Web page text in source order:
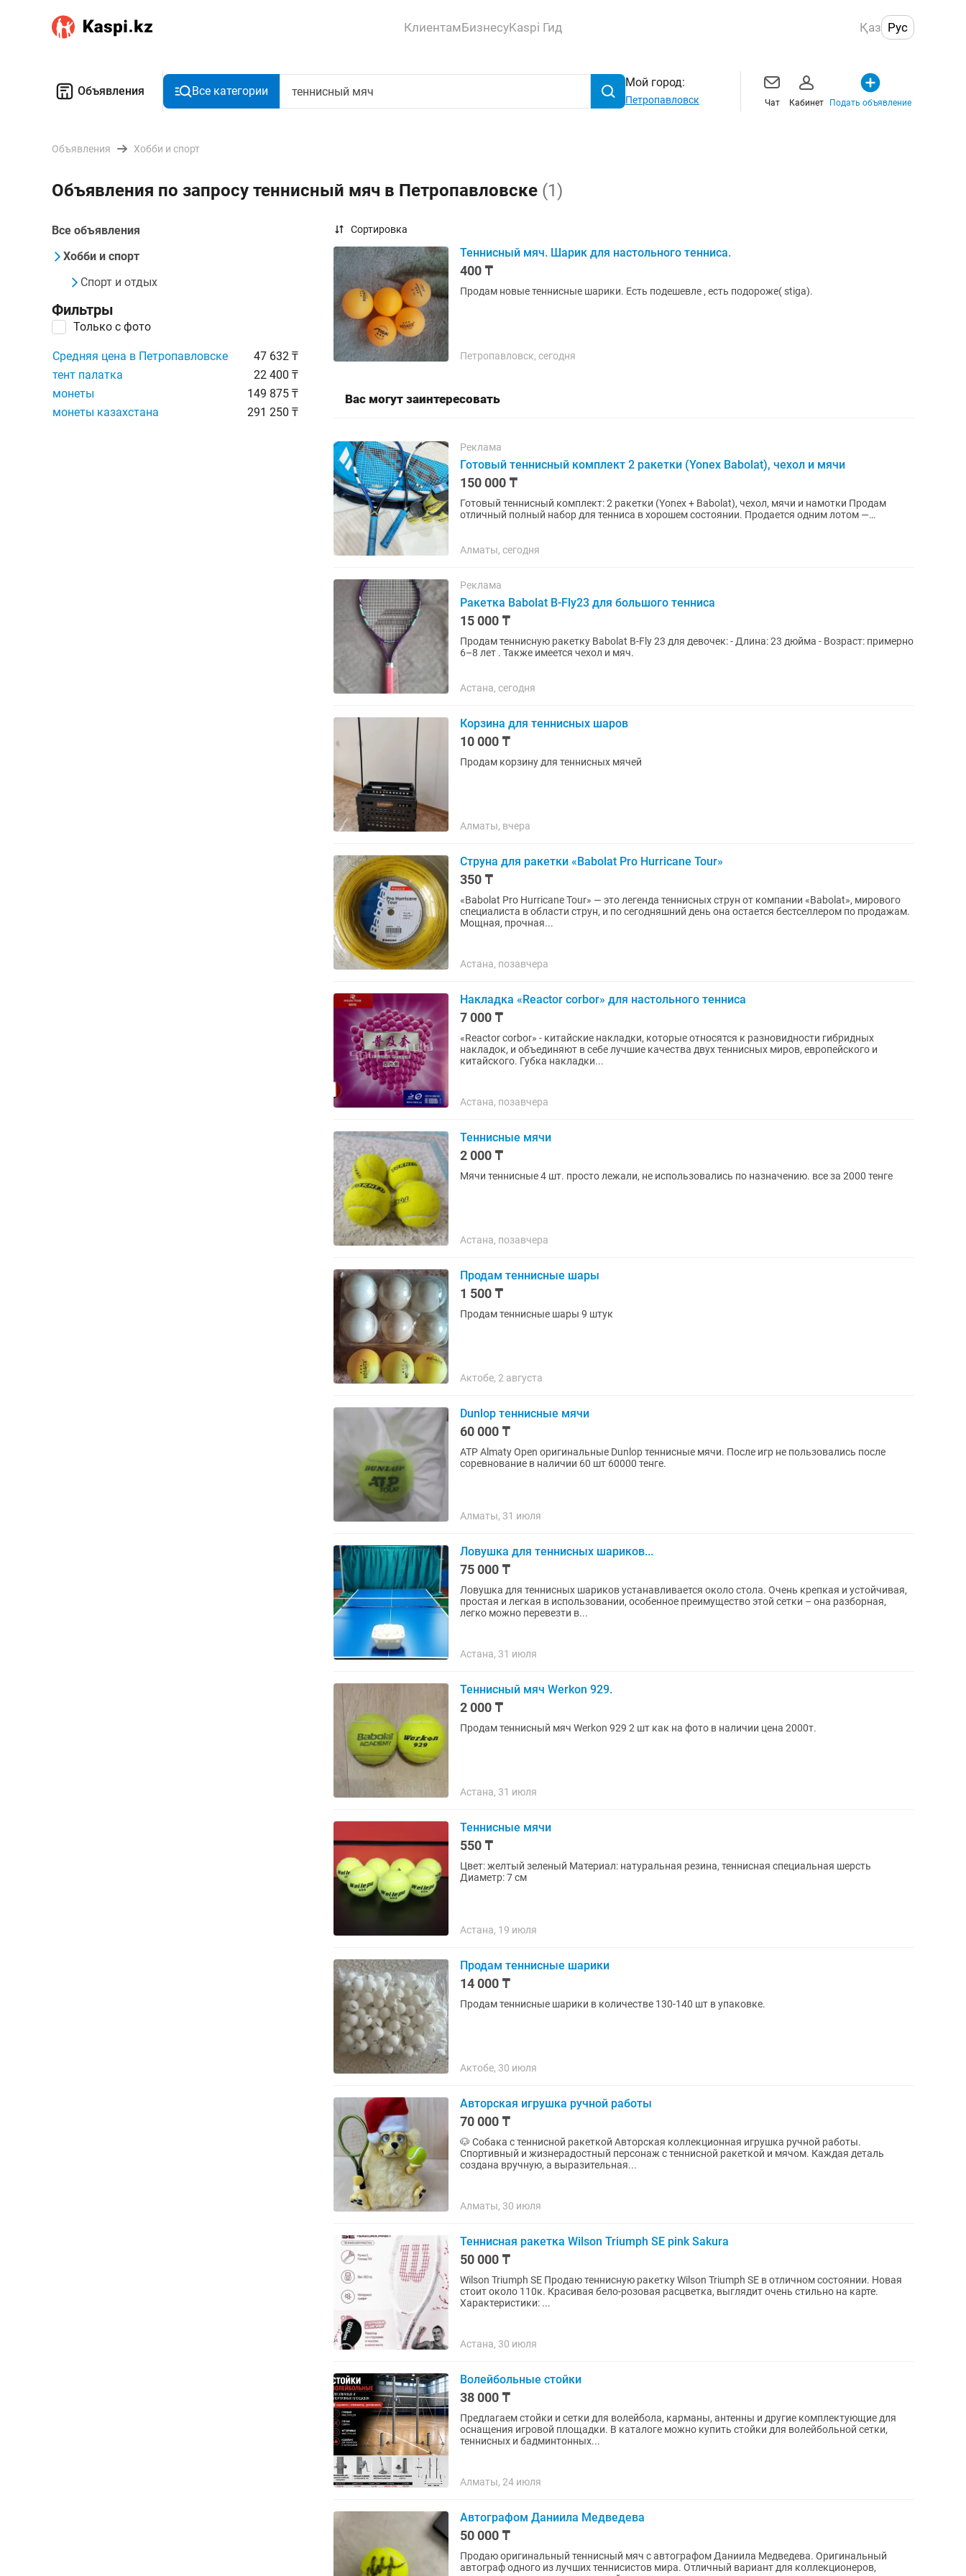
КлиентамБизнесуKaspi Гид Қаз Рус
Объявления Все категории
Мой город:
Петропавловск Чат Кабинет Подать объявление
Объявления Хобби и спорт
Объявления по запросу теннисный мяч в Петропавловске (1)
Все объявления
Хобби и спорт
Спорт и отдых
Фильтры
Только с фото
Средняя цена в Петропавловске
47 632 ₸
тент палатка
22 400 ₸
монеты
149 875 ₸
монеты казахстана
291 250 ₸
Сортировка
Теннисный мяч. Шарик для настольного тенниса.
400 ₸
Продам новые теннисные шарики. Есть подешевле , есть подороже( stiga).
Петропавловск, сегодня
Вас могут заинтересовать
Реклама
Готовый теннисный комплект 2 ракетки (Yonex Babolat), чехол и мячи
150 000 ₸
Готовый теннисный комплект: 2 ракетки (Yonex + Babolat), чехол, мячи и намотки Продам
отличный полный набор для тенниса в хорошем состоянии. Продается одним лотом —
Алматы, сегодня
Реклама
Ракетка Babolat B-Fly23 для большого тенниса
15 000 ₸
Продам теннисную ракетку Babolat B-Fly 23 для девочек: - Длина: 23 дюйма - Возраст: примерно
6–8 лет . Также имеется чехол и мяч.
Астана, сегодня
Корзина для теннисных шаров
10 000 ₸
Продам корзину для теннисных мячей
Алматы, вчера
Струна для ракетки «Babolat Pro Hurricane Tour»
350 ₸
«Babolat Pro Hurricane Tour» — это легенда теннисных струн от компании «Babolat», мирового
специалиста в области струн, и по сегодняшний день она остается бестселлером по продажам.
Мощная, прочная...
Астана, позавчера
Накладка «Reactor corbor» для настольного тенниса
7 000 ₸
«Reactor corbor» - китайские накладки, которые относятся к разновидности гибридных
накладок, и объединяют в себе лучшие качества двух теннисных миров, европейского и
китайского. Губка накладки...
Астана, позавчера
Теннисные мячи
2 000 ₸
Мячи теннисные 4 шт. просто лежали, не использовались по назначению. все за 2000 тенге
Астана, позавчера
Продам теннисные шары
1 500 ₸
Продам теннисные шары 9 штук
Актобе, 2 августа
Dunlop теннисные мячи
60 000 ₸
ATP Almaty Open оригинальные Dunlop теннисные мячи. После игр не пользовались после
соревнование в наличии 60 шт 60000 тенге.
Алматы, 31 июля
Ловушка для теннисных шариков...
75 000 ₸
Ловушка для теннисных шариков устанавливается около стола. Очень крепкая и устойчивая,
простая и легкая в использовании, особенное преимущество этой сетки – она разборная,
легко можно перевезти в...
Астана, 31 июля
Теннисный мяч Werkon 929.
2 000 ₸
Продам теннисный мяч Werkon 929 2 шт как на фото в наличии цена 2000т.
Астана, 31 июля
Теннисные мячи
550 ₸
Цвет: желтый зеленый Материал: натуральная резина, теннисная специальная шерсть
Диаметр: 7 см
Астана, 19 июля
Продам теннисные шарики
14 000 ₸
Продам теннисные шарики в количестве 130-140 шт в упаковке.
Актобе, 30 июля
Авторская игрушка ручной работы
70 000 ₸
🐶 Собака с теннисной ракеткой Авторская коллекционная игрушка ручной работы.
Спортивный и жизнерадостный персонаж с теннисной ракеткой и мячом. Каждая деталь
создана вручную, а выразительная...
Алматы, 30 июля
Теннисная ракетка Wilson Triumph SE pink Sakura
50 000 ₸
Wilson Triumph SE Продаю теннисную ракетку Wilson Triumph SE в отличном состоянии. Новая
стоит около 110к. Красивая бело-розовая расцветка, выглядит очень стильно на карте.
Характеристики: ...
Астана, 30 июля
Волейбольные стойки
38 000 ₸
Предлагаем стойки и сетки для волейбола, карманы, антенны и другие комплектующие для
оснащения игровой площадки. В каталоге можно купить стойки для волейбольной сетки,
теннисных и бадминтонных...
Алматы, 24 июля
Автографом Даниила Медведева
50 000 ₸
Продаю оригинальный теннисный мяч с автографом Даниила Медведева. Оригинальный
автограф одного из лучших теннисистов мира. Отличный вариант для коллекционеров,